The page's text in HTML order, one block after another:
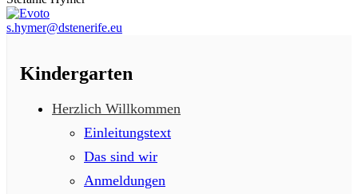
s.hymer@dstenerife.eu
Kindergarten
Herzlich Willkommen
Einleitungstext
Das sind wir
Anmeldungen